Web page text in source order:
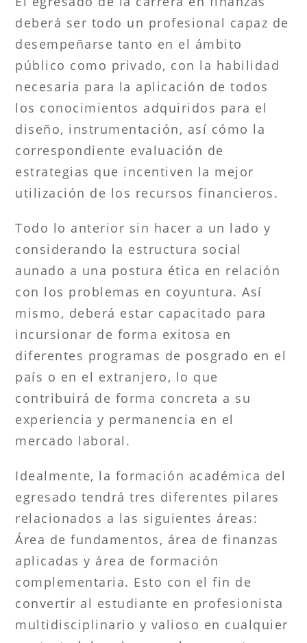
deberá ser todo un profesional capaz de
desempeñarse tanto en el ámbito
público como privado, con la habilidad
necesaria para la aplicación de todos
los conocimientos adquiridos para el
diseño, instrumentación, así cómo la
correspondiente evaluación de
estrategias que incentiven la mejor
utilización de los recursos financieros.
Todo lo anterior sin hacer a un lado y
considerando la estructura social
aunado a una postura ética en relación
con los problemas en coyuntura. Así
mismo, deberá estar capacitado para
incursionar de forma exitosa en
diferentes programas de posgrado en el
país o en el extranjero, lo que
contribuirá de forma concreta a su
experiencia y permanencia en el
mercado laboral.
Idealmente, la formación académica del
egresado tendrá tres diferentes pilares
relacionados a las siguientes áreas:
Área de fundamentos, área de finanzas
aplicadas y área de formación
complementaria. Esto con el fin de
convertir al estudiante en profesionista
multidisciplinario y valioso en cualquier